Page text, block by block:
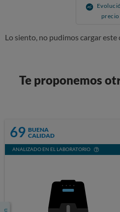
precio
Lo siento, no pudimos cargar este
Te proponemos
69 BUENA
CALIDAD
ANALIZADO EN EL LABORATORIO